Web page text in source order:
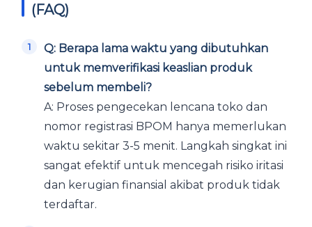
(FAQ)
Q: Berapa lama waktu yang dibutuhkan
untuk memverifikasi keaslian produk
sebelum membeli?
A: Proses pengecekan lencana toko dan
nomor registrasi BPOM hanya memerlukan
waktu sekitar 3-5 menit. Langkah singkat ini
sangat efektif untuk mencegah risiko iritasi
dan kerugian finansial akibat produk tidak
terdaftar.